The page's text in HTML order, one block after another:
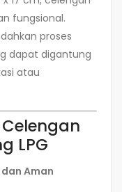
fungsional.
proses
dapat digantung
atau
LPG
Aman